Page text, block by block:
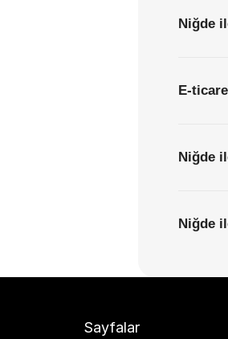
Niğde
E-
Niğde
Niğde
Sayfalar